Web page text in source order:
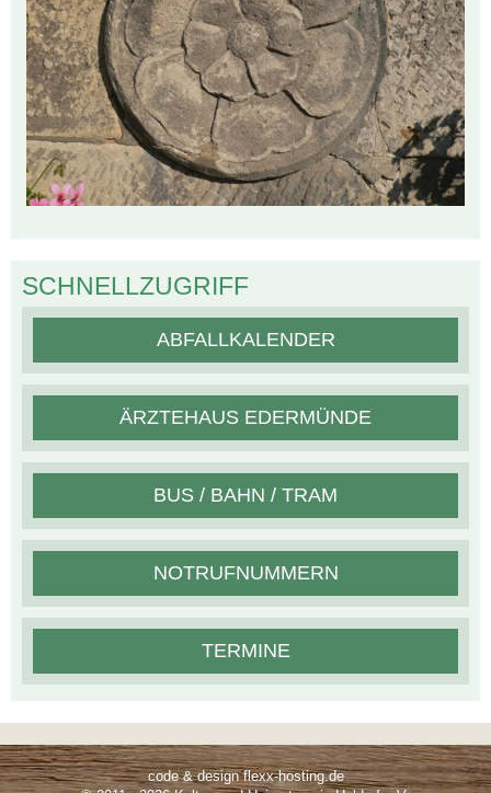
SCHNELLZUGRIFF
ABFALLKALENDER
ÄRZTEHAUS EDERMÜNDE
BUS / BAHN / TRAM
NOTRUFNUMMERN
TERMINE
code & design flexx-hosting.de